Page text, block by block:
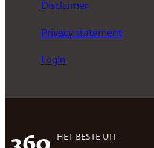
Disclaimer
Privacy statement
Login
HET BESTE UIT